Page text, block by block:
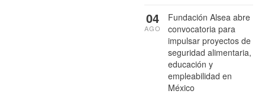
Fundación Alsea abre
convocatoria para
impulsar proyectos de
seguridad alimentaria,
educación y
empleabilidad en
México
04
AGO